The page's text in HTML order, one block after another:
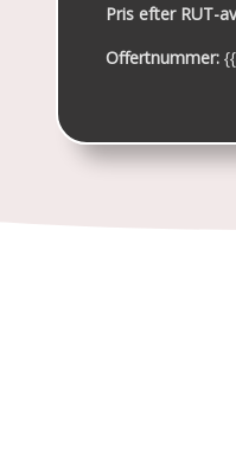
Pris efter RUT-
Offertnummer: